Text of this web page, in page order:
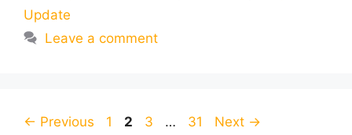
Update
Leave a comment
← Previous Page
1 Page
2 Page
3 … Page
31 Next →